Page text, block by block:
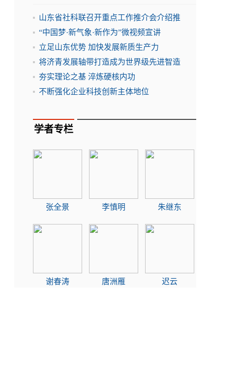
山东省社科联召开重点工作推介会介绍推
“中国梦·新气象·新作为”微视频宣讲
立足山东优势 加快发展新质生产力
将济青发展轴带打造成为世界级先进智造
夯实理论之基 淬炼硬核内功
不断强化企业科技创新主体地位
学者专栏
张全景 李慎明 朱继东
谢春涛 唐洲雁 迟云